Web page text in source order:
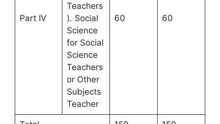
Part IV
Teachers
). Social
Science
for Social
Science
Teachers
or Other
Subjects
Teacher
60 60